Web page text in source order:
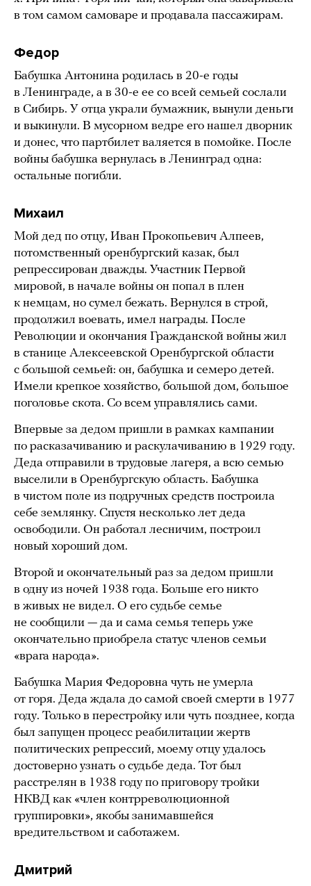
в том самом самоваре и продавала пассажирам.
Федор
Бабушка Антонина родилась в 20-е годы
в Ленинграде, а в 30-е ее со всей семьей сослали
в Сибирь. У отца украли бумажник, вынули деньги
и выкинули. В мусорном ведре его нашел дворник
и донес, что партбилет валяется в помойке. После
войны бабушка вернулась в Ленинград одна:
остальные погибли.
Михаил
Мой дед по отцу, Иван Прокопьевич Алпеев,
потомственный оренбургский казак, был
репрессирован дважды. Участник Первой
мировой, в начале войны он попал в плен
к немцам, но сумел бежать. Вернулся в строй,
продолжил воевать, имел награды. После
Революции и окончания Гражданской войны жил
в станице Алексеевской Оренбургской области
с большой семьей: он, бабушка и семеро детей.
Имели крепкое хозяйство, большой дом, большое
поголовье скота. Со всем управлялись сами.
Впервые за дедом пришли в рамках кампании
по расказачиванию и раскулачиванию в 1929 году.
Деда отправили в трудовые лагеря, а всю семью
выселили в Оренбургскую область. Бабушка
в чистом поле из подручных средств построила
себе землянку. Спустя несколько лет деда
освободили. Он работал лесничим, построил
новый хороший дом.
Второй и окончательный раз за дедом пришли
в одну из ночей 1938 года. Больше его никто
в живых не видел. О его судьбе семье
не сообщили — да и сама семья теперь уже
окончательно приобрела статус членов семьи
«врага народа».
Бабушка Мария Федоровна чуть не умерла
от горя. Деда ждала до самой своей смерти в 1977
году. Только в перестройку или чуть позднее, когда
был запущен процесс реабилитации жертв
политических репрессий, моему отцу удалось
достоверно узнать о судьбе деда. Тот был
расстрелян в 1938 году по приговору тройки
НКВД как «член контрреволюционной
группировки», якобы занимавшейся
вредительством и саботажем.
Дмитрий